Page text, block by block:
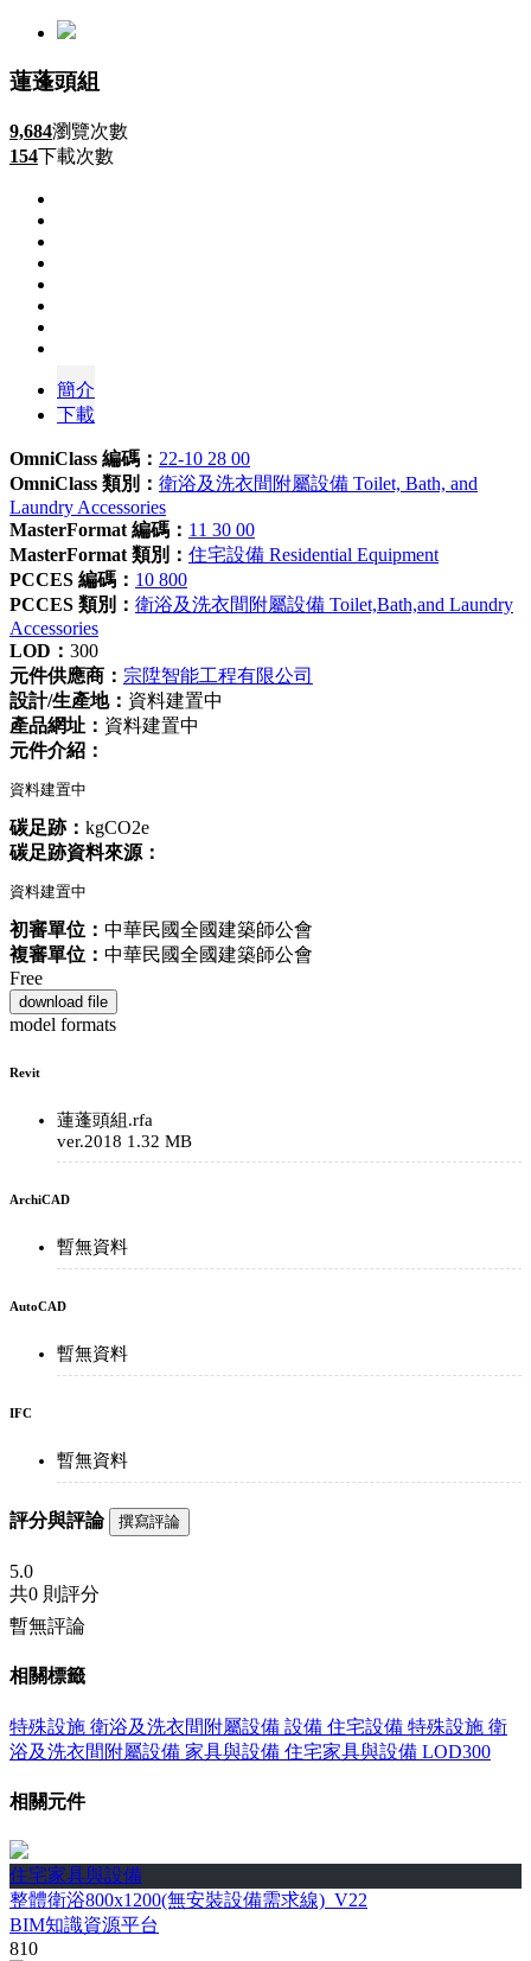
蓮蓬頭組
9,684瀏覽次數
154下載次數
簡介
下載
OmniClass 編碼： 22-10 28 00
OmniClass 類別： 衛浴及洗衣間附屬設備 Toilet, Bath, and
Laundry Accessories
MasterFormat 編碼： 11 30 00
MasterFormat 類別： 住宅設備 Residential Equipment
PCCES 編碼： 10 800
PCCES 類別： 衛浴及洗衣間附屬設備 Toilet,Bath,and Laundry
Accessories
LOD： 300
元件供應商： 宗陞智能工程有限公司
設計/生產地： 資料建置中
產品網址： 資料建置中
元件介紹：
資料建置中
碳足跡： kgCO2e
碳足跡資料來源：
資料建置中
初審單位： 中華民國全國建築師公會
複審單位： 中華民國全國建築師公會
Free
download file
model formats
Revit
蓮蓬頭組.rfa
ver.2018 1.32 MB
ArchiCAD
暫無資料
AutoCAD
暫無資料
IFC
暫無資料
評分與評論 撰寫評論
5.0
共0 則評分
暫無評論
相關標籤
特殊設施 衛浴及洗衣間附屬設備 設備 住宅設備 特殊設施 衛
浴及洗衣間附屬設備 家具與設備 住宅家具與設備 LOD300
相關元件
住宅家具與設備
整體衛浴800x1200(無安裝設備需求線)_V22
BIM知識資源平台
810